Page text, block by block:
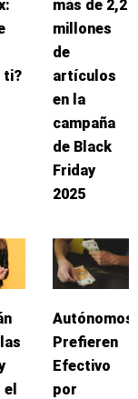
ti?
más de 2,2
millones
de
artículos
en la
campaña
de Black
Friday
2025
Autónomos
Prefieren
Efectivo
por